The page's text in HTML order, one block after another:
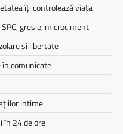
îți controlează viața
gresie, microciment
și libertate
comunicate
intime
în 24 de ore